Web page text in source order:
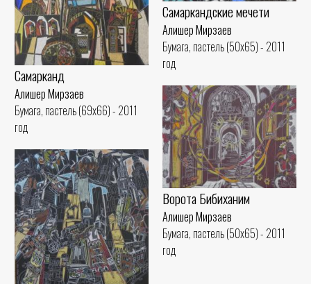
Самаркандские мечети
Алишер Мирзаев
Бумага, пастель (50x65) - 2011
год
Самарканд
Алишер Мирзаев
Бумага, пастель (69x66) - 2011
год
Ворота Бибиханим
Алишер Мирзаев
Бумага, пастель (50x65) - 2011
год